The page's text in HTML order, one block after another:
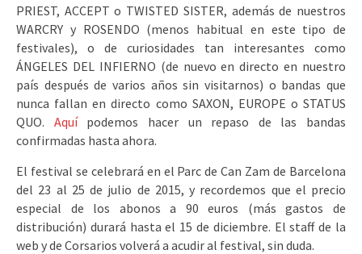
PRIEST, ACCEPT o TWISTED SISTER, además de nuestros
WARCRY y ROSENDO (menos habitual en este tipo de
festivales), o de curiosidades tan interesantes como
ÁNGELES DEL INFIERNO (de nuevo en directo en nuestro
país después de varios años sin visitarnos) o bandas que
nunca fallan en directo como SAXON, EUROPE o STATUS
QUO. Aquípodemos hacer un repaso de las bandas
confirmadas hasta ahora.
El festival se celebrará en el Parc de Can Zam de Barcelona
del 23 al 25 de julio de 2015, y recordemos que el precio
especial de los abonos a 90 euros (más gastos de
distribución) durará hasta el 15 de diciembre. El staff de la
web y de Corsarios volverá a acudir al festival, sin duda.